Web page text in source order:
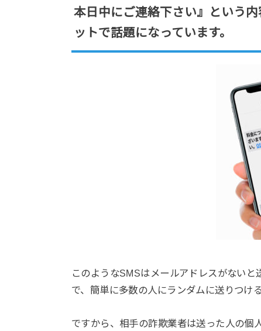
本日中にご連絡下さい』という
ットで話題になっています。
このようなSMSはメールアドレスがない
で、簡単に多数の人にランダムに送りつけ
ですから、相手の詐欺業者は送った人の個